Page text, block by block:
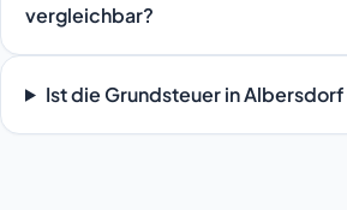
vergleichbar?
Ist die Grundsteuer in